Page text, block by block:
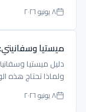
٨ يونيو ٢٠٢٦
ميستيا
دليل ميستيا
ولماذا تحتاج هذه
٨ يونيو ٢٠٢٦